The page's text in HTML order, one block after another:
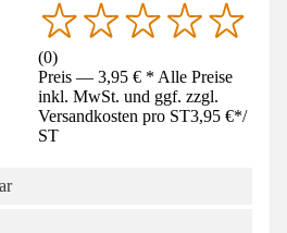
(0)
Preis — 3,95 € * Alle Preise
inkl. MwSt. und ggf. zzgl.
Versandkosten pro ST3,95 €*/
ST